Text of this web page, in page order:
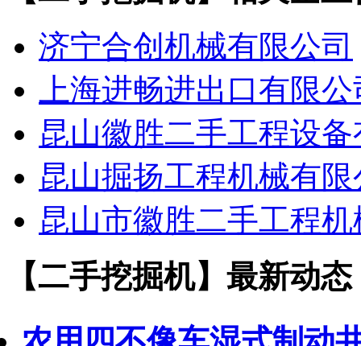
济宁合创机械有限公司
上海进畅进出口有限
昆山徽胜二手工程设
昆山掘扬工程机械有
昆山市徽胜二手工程
【二手挖掘机】最新动态